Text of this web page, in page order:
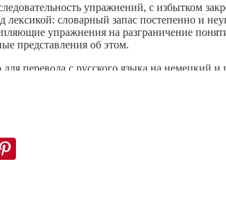
упражнений, с избытком
словарный запас постепенно и
упражнения на разграничение
представления об этом.
перевода с русского языка на
житейскую ситуацию, где герои,
неоспоримое достоинство
складу учебника видно, что его